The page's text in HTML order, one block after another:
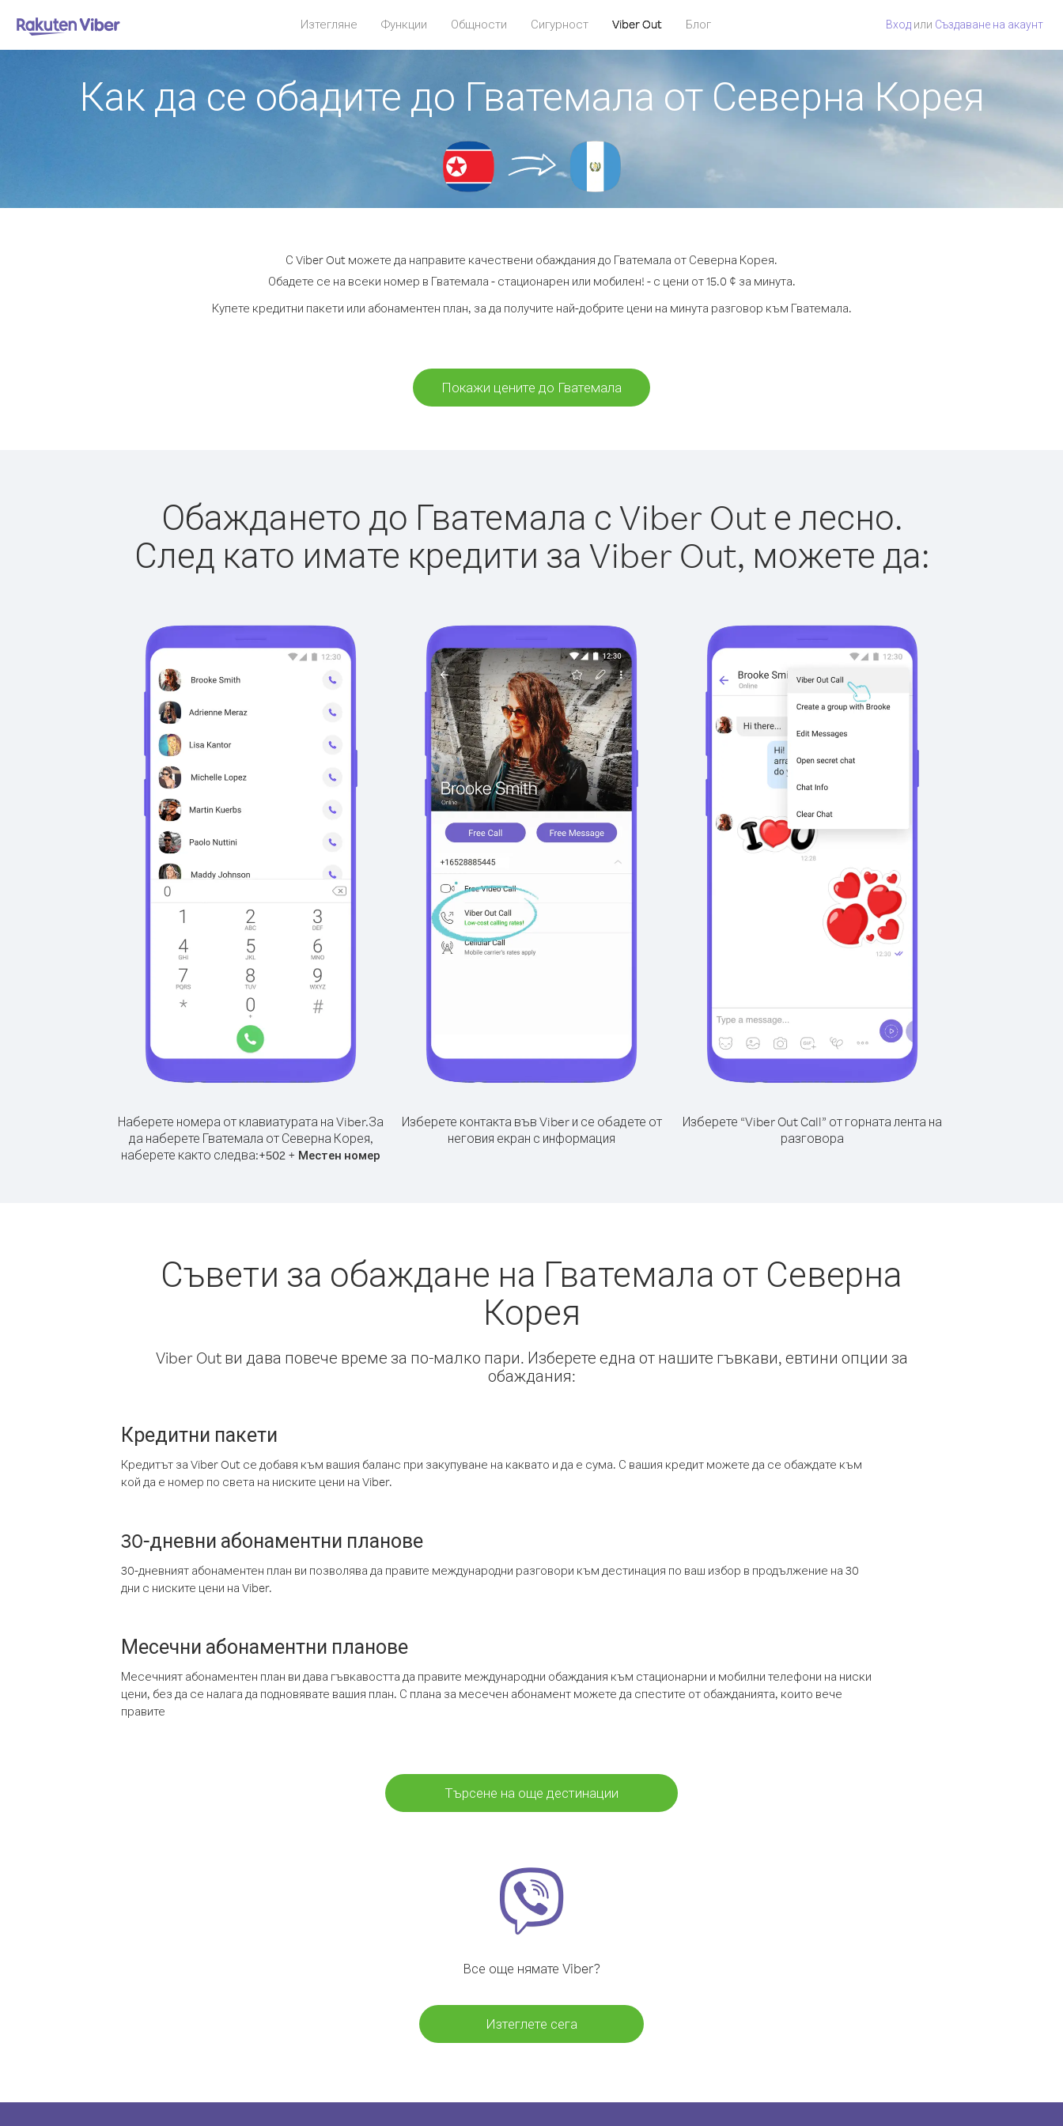
Изтегляне Функции Общности Сигурност Viber Out Блог Вход или Създаване на акаунт
Как да се обадите до Гватемала от Северна Корея
С Viber Out можете да направите качествени обаждания до Гватемала от Северна Корея.
Обадете се на всеки номер в Гватемала - стационарен или мобилен! - с цени от 15.0 ¢ за минута.
Купете кредитни пакети или абонаментен план, за да получите най-добрите цени на минута разговор към Гватемала.
Покажи цените до Гватемала
Обаждането до Гватемала с Viber Out е лесно.
След като имате кредити за Viber Out, можете да:
Наберете номера от клавиатурата на Viber.За
да наберете Гватемала от Северна Корея,
наберете както следва:+502 + Местен номер
Изберете контакта във Viber и се обадете от
неговия екран с информация
Изберете “Viber Out Call” от горната лента на
разговора
Съвети за обаждане на Гватемала от Северна
Корея
Viber Out ви дава повече време за по-малко пари. Изберете една от нашите гъвкави, евтини опции за
обаждания:
Кредитни пакети
Кредитът за Viber Out се добавя към вашия баланс при закупуване на каквато и да е сума. С вашия кредит можете да се обаждате към
кой да е номер по света на ниските цени на Viber.
30-дневни абонаментни планове
30-дневният абонаментен план ви позволява да правите международни разговори към дестинация по ваш избор в продължение на 30
дни с ниските цени на Viber.
Месечни абонаментни планове
Месечният абонаментен план ви дава гъвкавостта да правите международни обаждания към стационарни и мобилни телефони на ниски
цени, без да се налага да подновявате вашия план. С плана за месечен абонамент можете да спестите от обажданията, които вече
правите
Търсене на още дестинации
Все още нямате Viber?
Изтеглете сега